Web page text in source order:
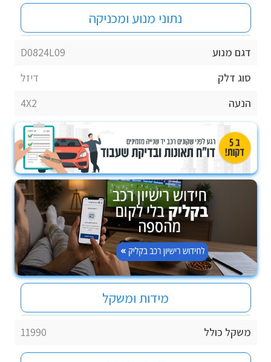
נתוני מנוע ומכניקה
דגם מנוע
D0824L09
סוג דלק
דיזל
הנעה
4X2
מידות ומשקל
משקל כולל 11990